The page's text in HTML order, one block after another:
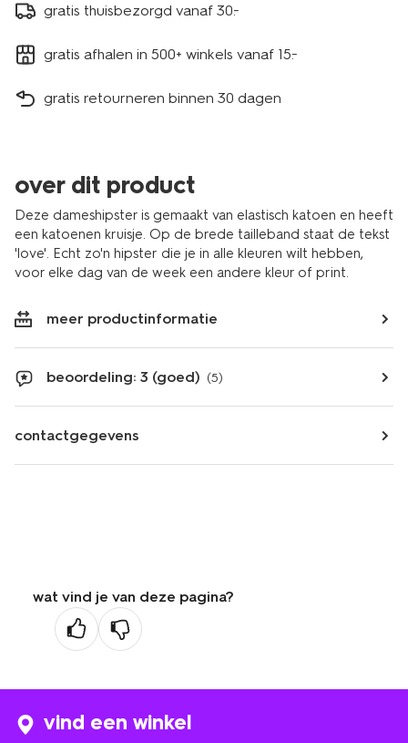
gratis thuisbezorgd vanaf 30.-
gratis afhalen in 500+ winkels vanaf 15.-
gratis retourneren binnen 30 dagen
over dit product
Deze dameshipster is gemaakt van elastisch katoen en heeft
een katoenen kruisje. Op de brede tailleband staat de tekst
'love'. Echt zo'n hipster die je in alle kleuren wilt hebben,
voor elke dag van de week een andere kleur of print.
meer productinformatie
beoordeling: 3 (goed) (5)
contactgegevens
wat vind je van deze pagina?
vind een winkel